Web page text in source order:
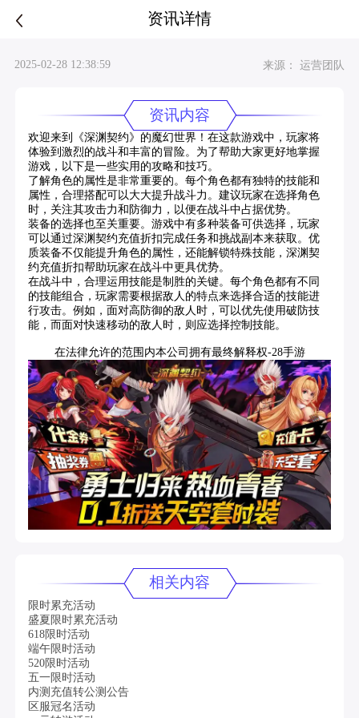
资讯详情
2025-02-28 12:38:59 来源： 运营团队
资讯内容
欢迎来到《深渊契约》的魔幻世界！在这款游戏中，玩家将
体验到激烈的战斗和丰富的冒险。为了帮助大家更好地掌握
游戏，以下是一些实用的攻略和技巧。
了解角色的属性是非常重要的。每个角色都有独特的技能和
属性，合理搭配可以大大提升战斗力。建议玩家在选择角色
时，关注其攻击力和防御力，以便在战斗中占据优势。
装备的选择也至关重要。游戏中有多种装备可供选择，玩家
可以通过深渊契约充值折扣完成任务和挑战副本来获取。优
质装备不仅能提升角色的属性，还能解锁特殊技能，深渊契
约充值折扣帮助玩家在战斗中更具优势。
在战斗中，合理运用技能是制胜的关键。每个角色都有不同
的技能组合，玩家需要根据敌人的特点来选择合适的技能进
行攻击。例如，面对高防御的敌人时，可以优先使用破防技
能，而面对快速移动的敌人时，则应选择控制技能。
在法律允许的范围内本公司拥有最终解释权-28手游
相关内容
限时累充活动
盛夏限时累充活动
618限时活动
端午限时活动
520限时活动
五一限时活动
内测充值转公测公告
区服冠名活动